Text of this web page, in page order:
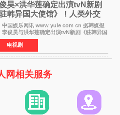
昊×洪华莲确定出演tvN新剧
驻韩异国大使馆》！人类外交
与“龙”大使的奇幻
娱乐网讯 www yule com cn 据韩媒报
李俊昊与洪华莲确定出演tvN新剧《驻韩异国
馆》，分别担任男女主角，引发期待。
讲述了一位因管理驻韩异国大使馆（负责管
住在大韩
电视剧
网相关服务